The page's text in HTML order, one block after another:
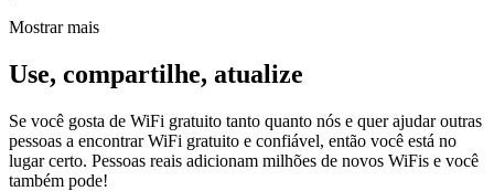
Mostrar mais
Use, compartilhe, atualize
Se você gosta de WiFi gratuito tanto quanto nós e quer ajudar outras
pessoas a encontrar WiFi gratuito e confiável, então você está no
lugar certo. Pessoas reais adicionam milhões de novos WiFis e você
também pode!